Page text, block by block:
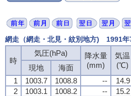
網走（網走・北見・紋別地方) 1991
時
気圧(hPa)
降水量
(mm)
気温
(℃)
現地
海面
1
1003.7 1008.8 -- 14.9
2
1003.1 1008.2 -- 15.2